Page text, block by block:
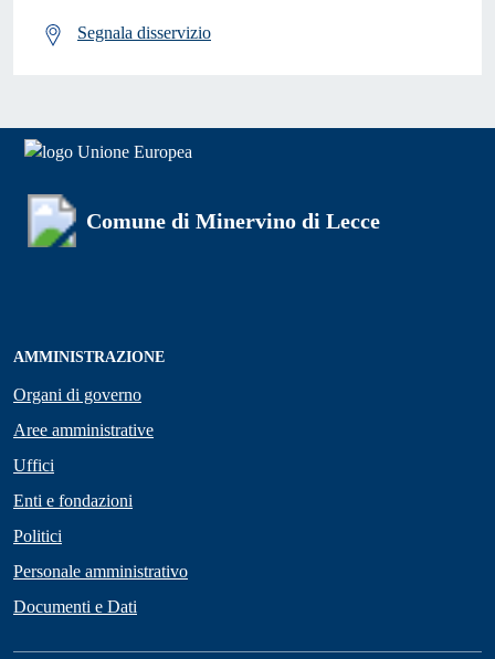
Segnala disservizio
Comune di Minervino di Lecce
AMMINISTRAZIONE
Organi di governo
Aree amministrative
Uffici
Enti e fondazioni
Politici
Personale amministrativo
Documenti e Dati